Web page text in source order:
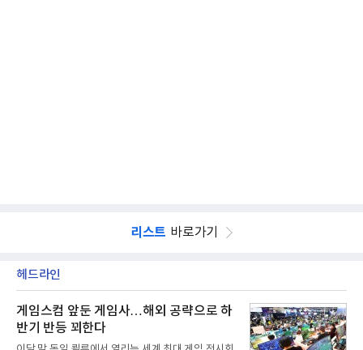
리스트 바로가기
헤드라인
게임스컴 앞둔 게임사…해외 공략으로 하
반기 반등 꾀한다